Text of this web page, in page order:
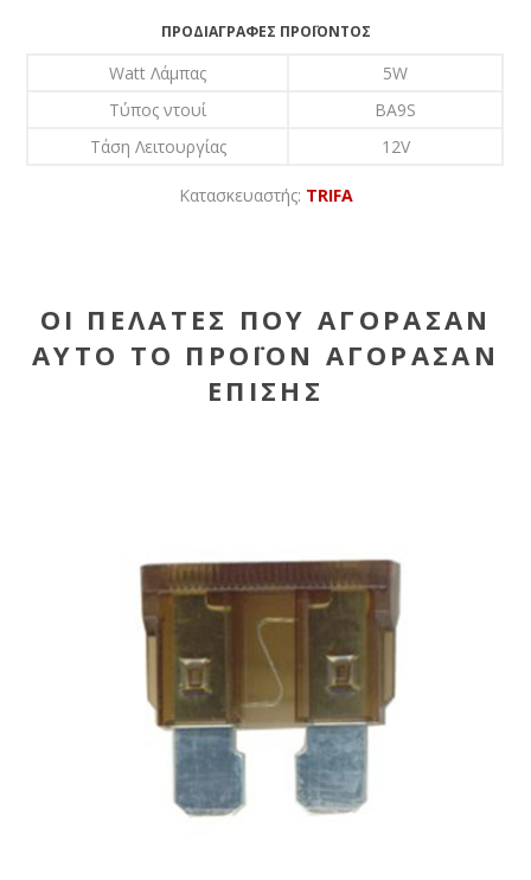
ΠΡΟΔΙΑΓΡΑΦΈΣ ΠΡΟΪΌΝΤΟΣ
Watt Λάμπας
5W
Τύπος ντουί
BA9S
Τάση Λειτουργίας
12V
Κατασκευαστής: TRIFA
ΟΙ ΠΕΛΆΤΕΣ ΠΟΥ ΑΓΌΡΑΣΑΝ
ΑΥΤΌ ΤΟ ΠΡΟΪΌΝ ΑΓΌΡΑΣΑΝ
ΕΠΊΣΗΣ